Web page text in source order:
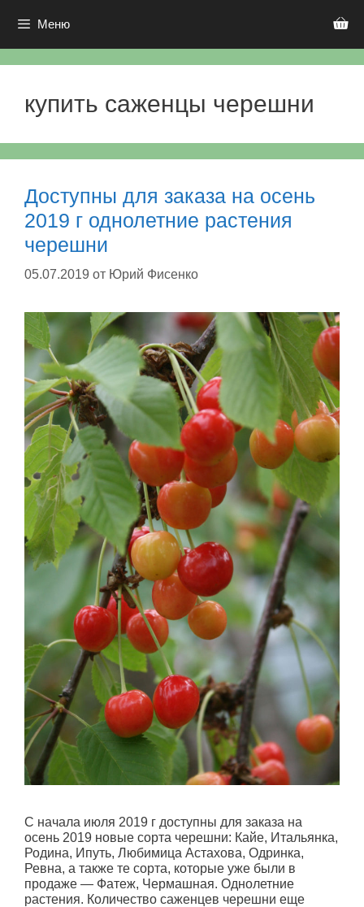
Меню
купить саженцы черешни
Доступны для заказа на осень
2019 г однолетние растения
черешни
05.07.2019 от Юрий Фисенко
С начала июля 2019 г доступны для заказа на
осень 2019 новые сорта черешни: Кайе, Итальянка,
Родина, Ипуть, Любимица Астахова, Одринка,
Ревна, а также те сорта, которые уже были в
продаже — Фатеж, Чермашная. Однолетние
растения. Количество саженцев черешни еще